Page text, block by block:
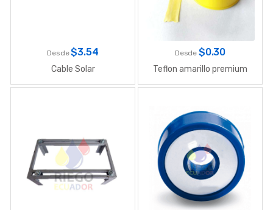
Desde$3.54
Cable Solar
Desde $0.30
Teflon amarillo premium